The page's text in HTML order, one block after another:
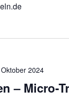
– Micro-
2024